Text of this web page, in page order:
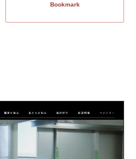
Bookmark